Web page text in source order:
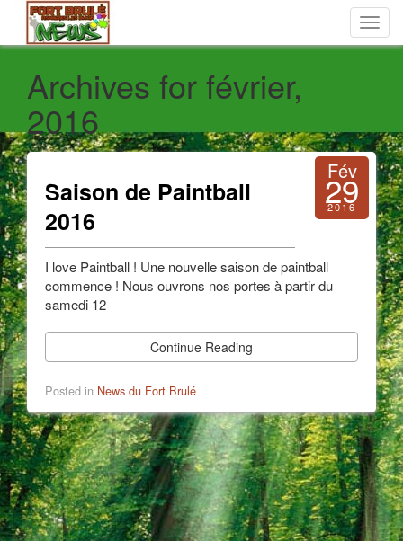
Archives for février,
2016
Saison de Paintball
2016
Fév
29
2016
I love Paintball ! Une nouvelle saison de paintball
commence ! Nous ouvrons nos portes à partir du
samedi 12
Continue Reading
Posted in News du Fort Brulé